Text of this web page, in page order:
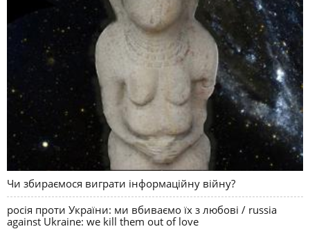
Чи збираємося виграти інформаційну війну?
росія проти України: ми вбиваємо їх з любові / russia
against Ukraine: we kill them out of love